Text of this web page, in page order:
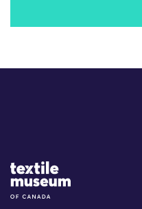
Site Logo